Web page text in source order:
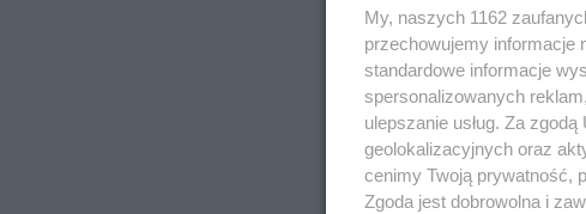
My, naszych 1162
przechowujemy informacje
standardowe informacje
spersonalizowanych
ulepszanie usług. Za
geolokalizacyjnych oraz
cenimy Twoją prywatność,
Zgoda jest dobrowolna i